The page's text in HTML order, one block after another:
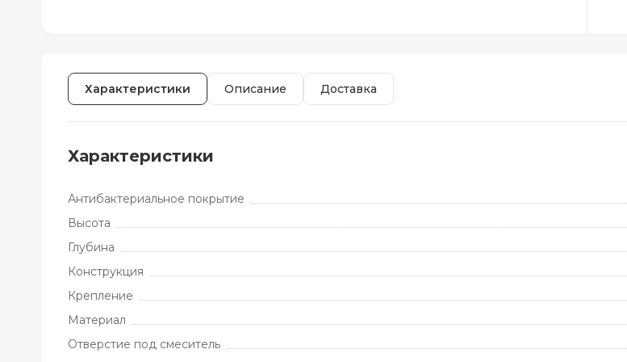
Характеристики Описание Доставка
Характеристики
Антибактериальное покрытие
Высота
Глубина
Конструкция
Крепление
Материал
Отверстие под смеситель